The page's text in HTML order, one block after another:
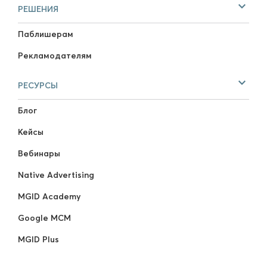
РЕШЕНИЯ
Паблишерам
Рекламодателям
РЕСУРСЫ
Блог
Кейсы
Вебинары
Native Advertising
MGID Academy
Google MCM
MGID Plus